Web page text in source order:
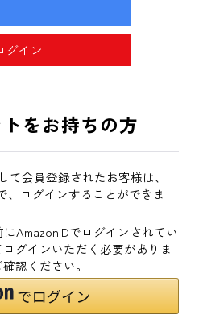
グイン
をお持ちの方
て会員登録されたお客様は、
、ログインすることができま
にAmazonIDでログインされてい
グインいただく必要がありま
認ください。